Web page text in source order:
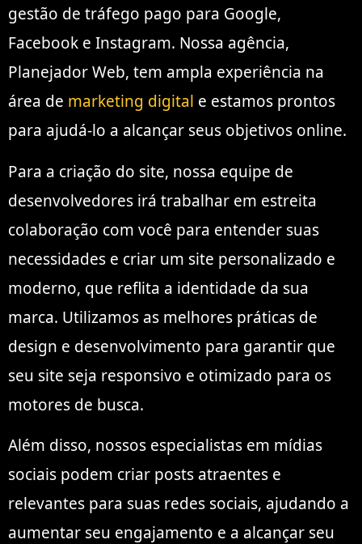
gestão de tráfego pago para Google,
Facebook e Instagram. Nossa agência,
Planejador Web, tem ampla experiência na
área de marketing digital e estamos prontos
para ajudá-lo a alcançar seus objetivos online.
Para a criação do site, nossa equipe de
desenvolvedores irá trabalhar em estreita
colaboração com você para entender suas
necessidades e criar um site personalizado e
moderno, que reflita a identidade da sua
marca. Utilizamos as melhores práticas de
design e desenvolvimento para garantir que
seu site seja responsivo e otimizado para os
motores de busca.
Além disso, nossos especialistas em mídias
sociais podem criar posts atraentes e
relevantes para suas redes sociais, ajudando a
aumentar seu engajamento e a alcançar seu